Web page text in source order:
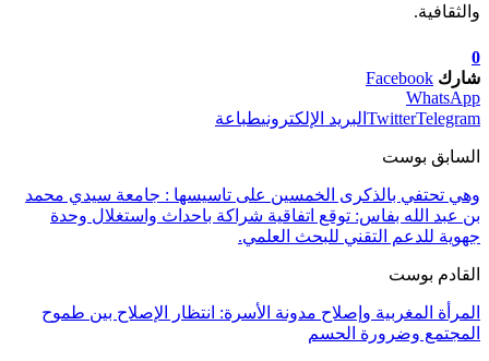
والثقافية.
0
شارك Facebook
WhatsApp
TwitterTelegram البريد الإلكترونيطباعة
السابق بوست
وهي تحتفي بالذكرى الخمسين على تاسيسها : جامعة سيدي محمد
بن عبد الله بفاس: توقع اتفاقية شراكة باحداث واستغلال وحدة
جهوية للدعم التقني للبحث العلمي.
القادم بوست
المرأة المغربية وإصلاح مدونة الأسرة: انتظار الإصلاح بين طموح
المجتمع وضرورة الحسم